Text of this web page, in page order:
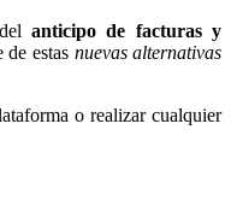
anticipo de facturas y
de estas nuevas alternativas
o realizar cualquier